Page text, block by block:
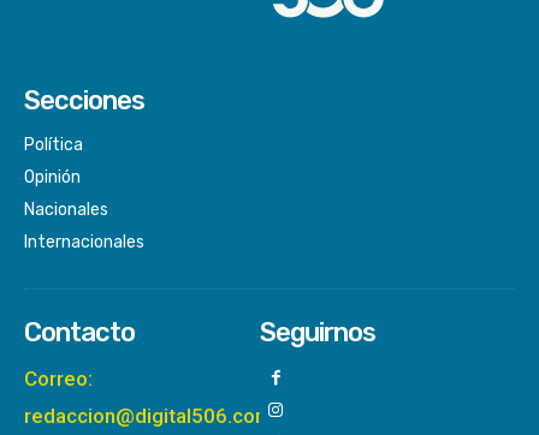
Secciones
Política
Opinión
Nacionales
Internacionales
Contacto
Correo:
redaccion@digital506.com
Seguirnos